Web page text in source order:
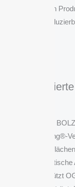
denen
Das von
Finishing®-
µm unterstützt